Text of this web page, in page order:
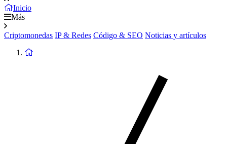
Inicio
Más
Criptomonedas IP & Redes Código & SEO Noticias y artículos